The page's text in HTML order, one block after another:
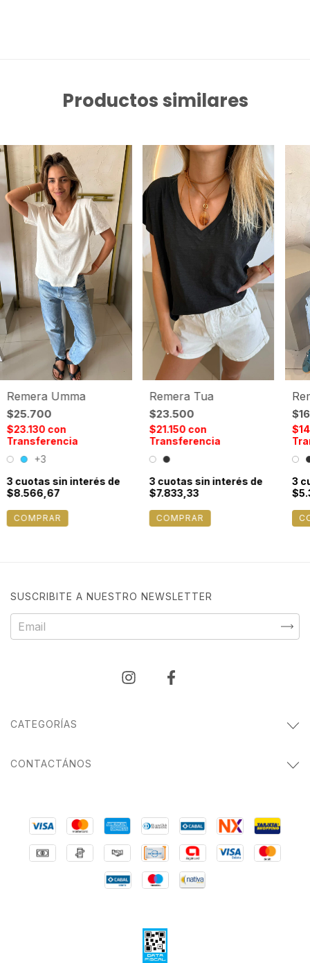
Productos similares
Remera Umma
$25.700
$23.130 con
Transferencia
+3
3 cuotas sin interés de
$8.566,67
COMPRAR
Remera Tua
$23.500
$21.150 con
Transferencia
3 cuotas sin interés de
$7.833,33
COMPRAR
3
SUSCRIBITE A NUESTRO NEWSLETTER
CATEGORÍAS
CONTACTÁNOS